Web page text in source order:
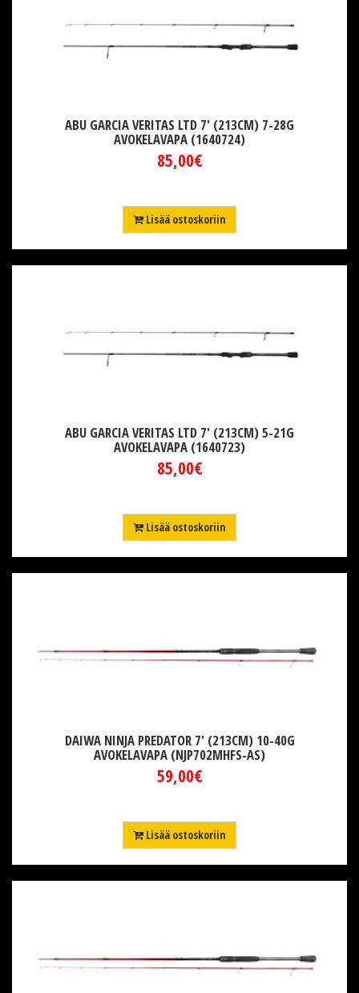
ABU GARCIA VERITAS LTD 7' (213CM) 7-28G
AVOKELAVAPA (1640724)
85,00€
Lisää ostoskoriin
ABU GARCIA VERITAS LTD 7' (213CM) 5-21G
AVOKELAVAPA (1640723)
85,00€
Lisää ostoskoriin
DAIWA NINJA PREDATOR 7' (213CM) 10-40G
AVOKELAVAPA (NJP702MHFS-AS)
59,00€
Lisää ostoskoriin